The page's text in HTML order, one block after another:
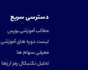
دسترسی سریع
مطالب آموزشی بورس
لیست دوره های آموزشی
معرفی سهام ها
تحلیل تکنیکال رمز ارزها